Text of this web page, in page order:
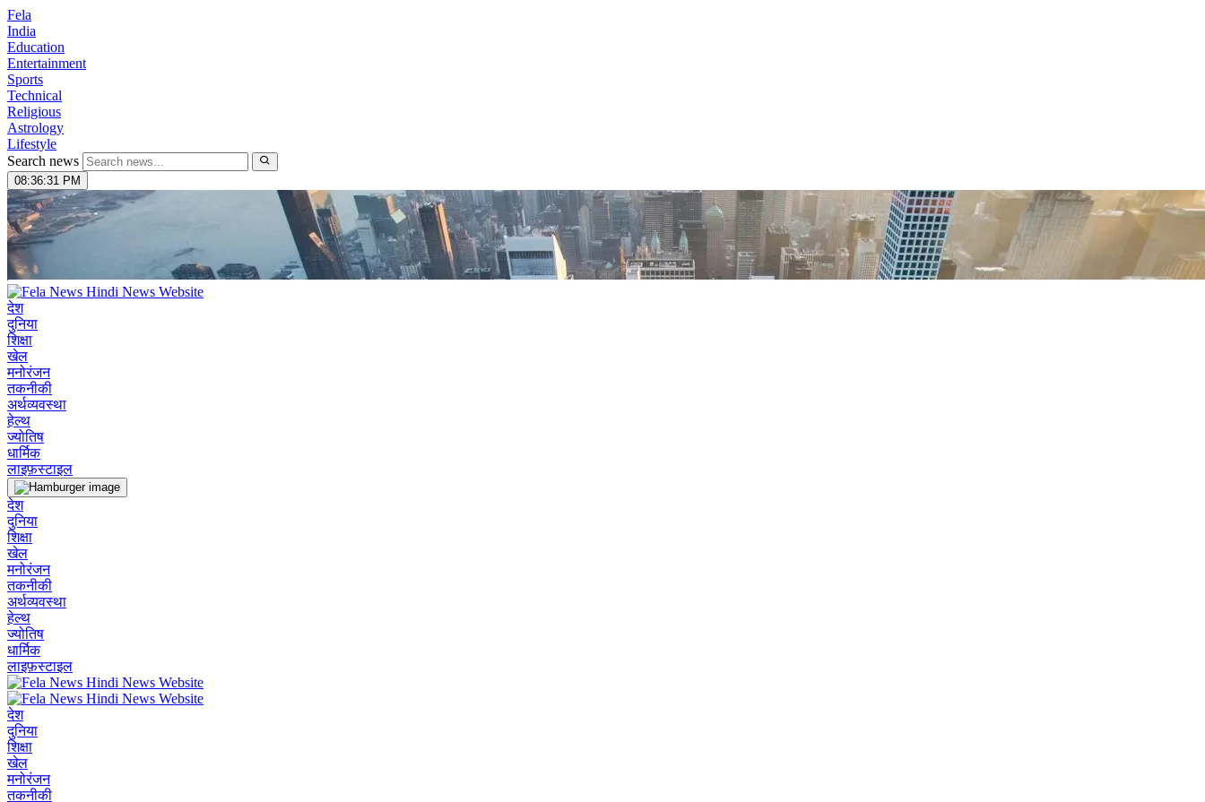
Fela
India
Education
Entertainment
Sports
Technical
Religious
Astrology
Lifestyle
Search news
08:36:32 PM
देश
दुनिया
शिक्षा
खेल
मनोरंजन
तकनीकी
अर्थव्यवस्था
हेल्थ
ज्योतिष
धार्मिक
लाइफ़स्टाइल
देश
दुनिया
शिक्षा
खेल
मनोरंजन
तकनीकी
अर्थव्यवस्था
हेल्थ
ज्योतिष
धार्मिक
लाइफ़स्टाइल
देश
दुनिया
शिक्षा
खेल
मनोरंजन
तकनीकी